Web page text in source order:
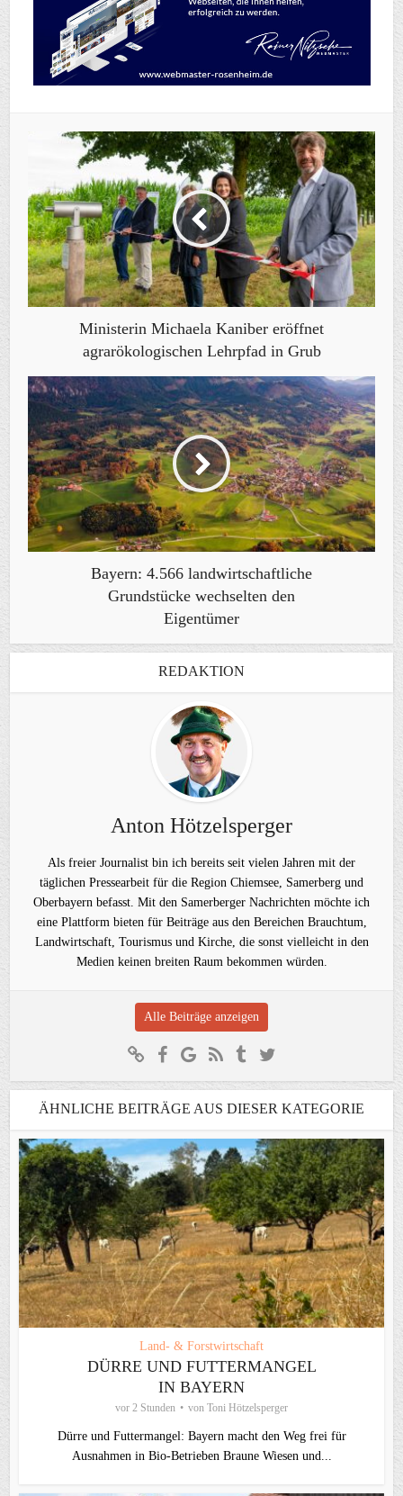
Ministerin Michaela Kaniber eröffnet
agrarökologischen Lehrpfad in Grub
Bayern: 4.566 landwirtschaftliche
Grundstücke wechselten den
Eigentümer
REDAKTION
Anton Hötzelsperger
Als freier Journalist bin ich bereits seit vielen Jahren mit der
täglichen Pressearbeit für die Region Chiemsee, Samerberg und
Oberbayern befasst. Mit den Samerberger Nachrichten möchte ich
eine Plattform bieten für Beiträge aus den Bereichen Brauchtum,
Landwirtschaft, Tourismus und Kirche, die sonst vielleicht in den
Medien keinen breiten Raum bekommen würden.
Alle Beiträge anzeigen
ÄHNLICHE BEITRÄGE AUS DIESER KATEGORIE
Land- & Forstwirtschaft
DÜRRE UND FUTTERMANGEL
IN BAYERN
vor 2 Stunden von Toni Hötzelsperger
Dürre und Futtermangel: Bayern macht den Weg frei für
Ausnahmen in Bio-Betrieben Braune Wiesen und...